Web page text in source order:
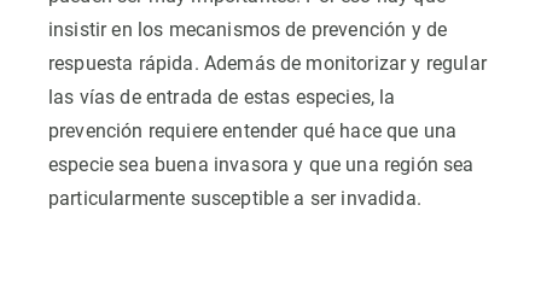
insistir en los mecanismos de prevención y de
respuesta rápida. Además de monitorizar y regular
las vías de entrada de estas especies, la
prevención requiere entender qué hace que una
especie sea buena invasora y que una región sea
particularmente susceptible a ser invadida.